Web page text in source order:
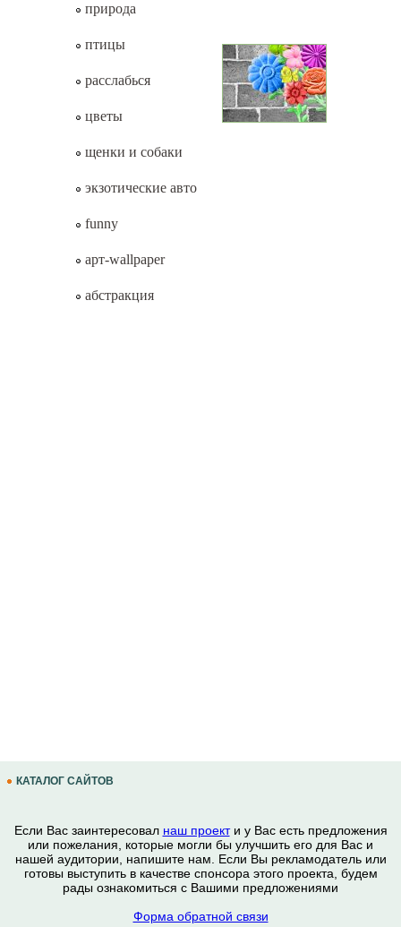
природа
птицы
расслабься
цветы
щенки и собаки
экзотические авто
funny
арт-wallpaper
абстракция
КАТАЛОГ САЙТОВ
Если Вас заинтересовал наш проекти у Вас есть предложения
или пожелания, которые могли бы улучшить его для Вас и
нашей аудитории, напишите нам. Если Вы рекламодатель или
готовы выступить в качестве спонсора этого проекта, будем
рады ознакомиться с Вашими предложениями
Форма обратной связи